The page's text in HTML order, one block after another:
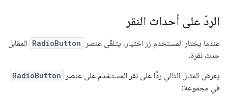
الردّ على أحداث النقر
عندما يختار المستخدم زر اختيار، يتلقّى عنصر RadioButton المقابل
حدث نقرة.
يعرض المثال التالي ردًّا على نقر المستخدم على عنصر
RadioButton
في مجموعة: